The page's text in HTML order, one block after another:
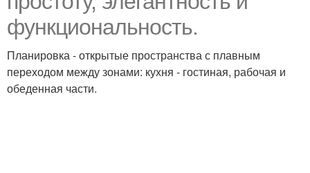
функциональность.
Планировка - открытые пространства с плавным
переходом между зонами: кухня - гостиная, рабочая и
обеденная части.